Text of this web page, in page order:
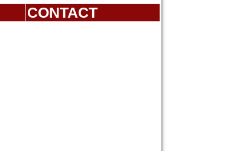
CONTACT